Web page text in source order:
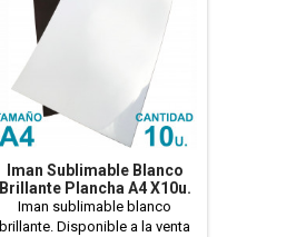
Iman Sublimable Blanco
Brillante Plancha A4 X10u.
Iman sublimable blanco
brillante. Disponible a la venta